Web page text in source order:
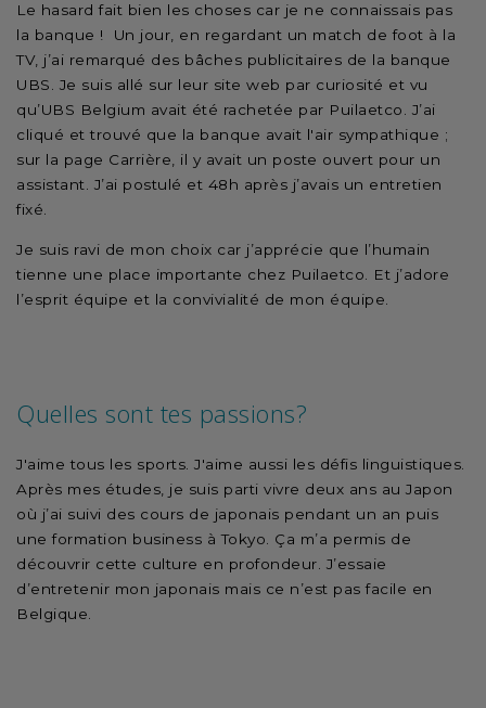
Le hasard fait bien les choses car je ne connaissais pas
la banque ! Un jour, en regardant un match de foot à la
TV, j’ai remarqué des bâches publicitaires de la banque
UBS. Je suis allé sur leur site web par curiosité et vu
qu’UBS Belgium avait été rachetée par Puilaetco. J’ai
cliqué et trouvé que la banque avait l'air sympathique ;
sur la page Carrière, il y avait un poste ouvert pour un
assistant. J’ai postulé et 48h après j’avais un entretien
fixé.
Je suis ravi de mon choix car j’apprécie que l’humain
tienne une place importante chez Puilaetco. Et j’adore
l’esprit équipe et la convivialité de mon équipe.
Quelles sont tes passions?
J'aime tous les sports. J'aime aussi les défis linguistiques.
Après mes études, je suis parti vivre deux ans au Japon
où j’ai suivi des cours de japonais pendant un an puis
une formation business à Tokyo. Ça m’a permis de
découvrir cette culture en profondeur. J’essaie
d’entretenir mon japonais mais ce n’est pas facile en
Belgique.